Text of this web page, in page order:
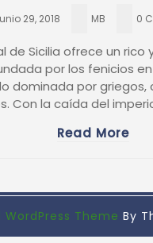
29, 2018 MB 0
de Sicilia ofrece un rico
por los fenicios en
dominada por griegos,
Con la caída del
Read More
WordPress Theme By